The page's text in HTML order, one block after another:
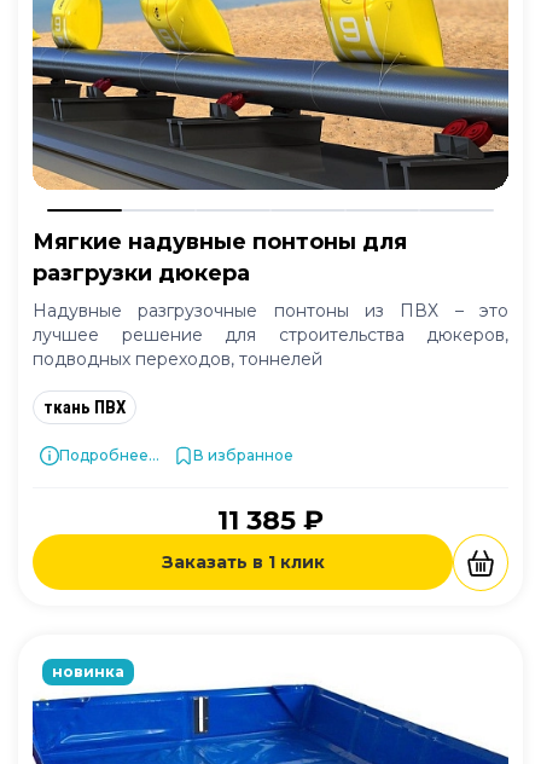
Мягкие надувные понтоны для
разгрузки дюкера
Надувные разгрузочные понтоны из ПВХ – это
лучшее решение для строительства дюкеров,
подводных переходов, тоннелей
ткань ПВХ
Подробнее... В избранное
11 385 ₽
Заказать в 1 клик
новинка